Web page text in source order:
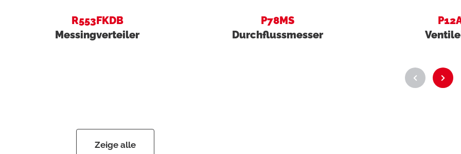
R553FKDB
Messingverteiler
P78MS
Durchflussmesser
Zeige alle